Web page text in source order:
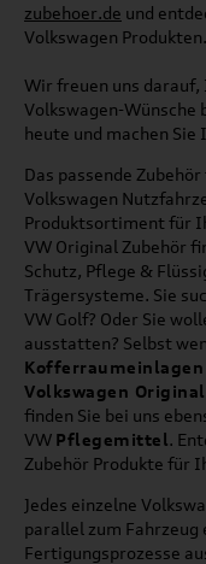
zubehoer.de und
Volkswagen Produkten.
Wir freuen uns
Volkswagen-Wünsche
heute und machen Sie
Das passende
Volkswagen
Produktsortiment für
VW Original Zubehör
Schutz, Pflege &
Trägersysteme. Sie
VW Golf? Oder Sie
ausstatten? Selbst
Kofferraumeinlagen
Volkswagen
finden Sie bei uns
VW Pflegemittel.
Zubehör Produkte für
Jedes einzelne
parallel zum
Fertigungsprozesse